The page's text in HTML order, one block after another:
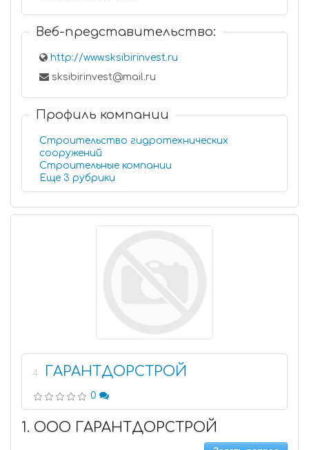
Веб-представительство:
http://www.sksibirinvest.ru
sksibirinvest@mail.ru
Профиль компании
Строительство гидротехнических
сооружений
Строительные компании
Еще 3 рубрики
4 ГАРАНТДОРСТРОЙ
0
1. ООО ГАРАНТДОРСТРОЙ